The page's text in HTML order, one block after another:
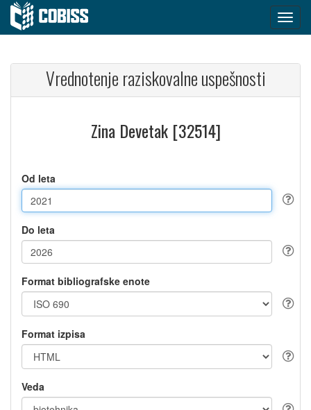
Vrednotenje raziskovalne uspešnosti
Zina Devetak [32514]
Od leta
Do leta
Format bibliografske enote
Format izpisa
Veda